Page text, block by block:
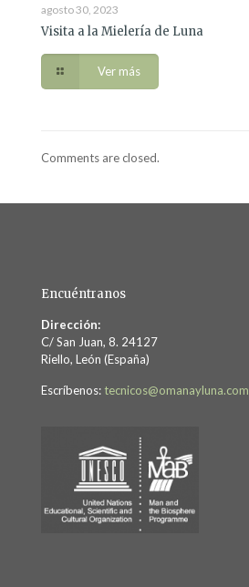
agosto 30, 2023
Visita a la Mielería de Luna
Ver más
Comments are closed.
Encuéntranos
Dirección:
C/ San Juan, 8. 24127
Riello, León (España)
Escríbenos: tecnicos@omanayluna.com